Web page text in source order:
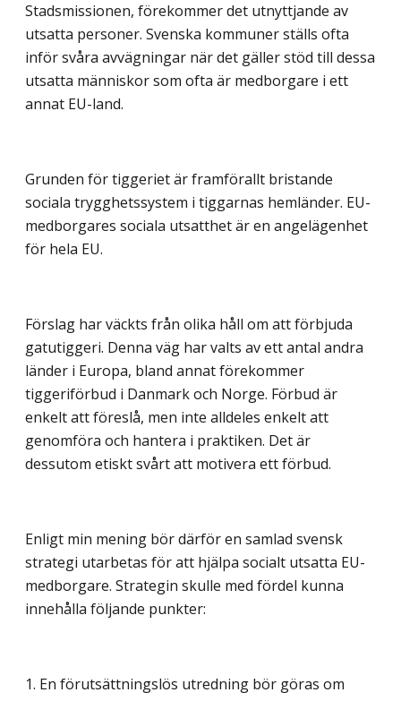
Stadsmissionen, förekommer det utnyttjande av
utsatta personer. Svenska kommuner ställs ofta
inför svåra avvägningar när det gäller stöd till dessa
utsatta människor som ofta är medborgare i ett
annat EU-land.
Grunden för tiggeriet är framförallt bristande
sociala trygghetssystem i tiggarnas hemländer. EU-
medborgares sociala utsatthet är en angelägenhet
för hela EU.
Förslag har väckts från olika håll om att förbjuda
gatutiggeri. Denna väg har valts av ett antal andra
länder i Europa, bland annat förekommer
tiggeriförbud i Danmark och Norge. Förbud är
enkelt att föreslå, men inte alldeles enkelt att
genomföra och hantera i praktiken. Det är
dessutom etiskt svårt att motivera ett förbud.
Enligt min mening bör därför en samlad svensk
strategi utarbetas för att hjälpa socialt utsatta EU-
medborgare. Strategin skulle med fördel kunna
innehålla följande punkter:
1. En förutsättningslös utredning bör göras om